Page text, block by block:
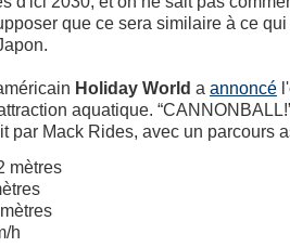
que ce sera similaire à ce qui
Holiday World a annoncé
aquatique.
par Mack Rides, avec un parcours
mètres
h